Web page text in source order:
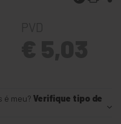
é meu? Verifique tipo de